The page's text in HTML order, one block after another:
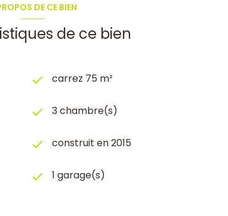
DE CE BIEN
de ce bien
carrez 75 m²
3 chambre(s)
construit en 2015
1 garage(s)